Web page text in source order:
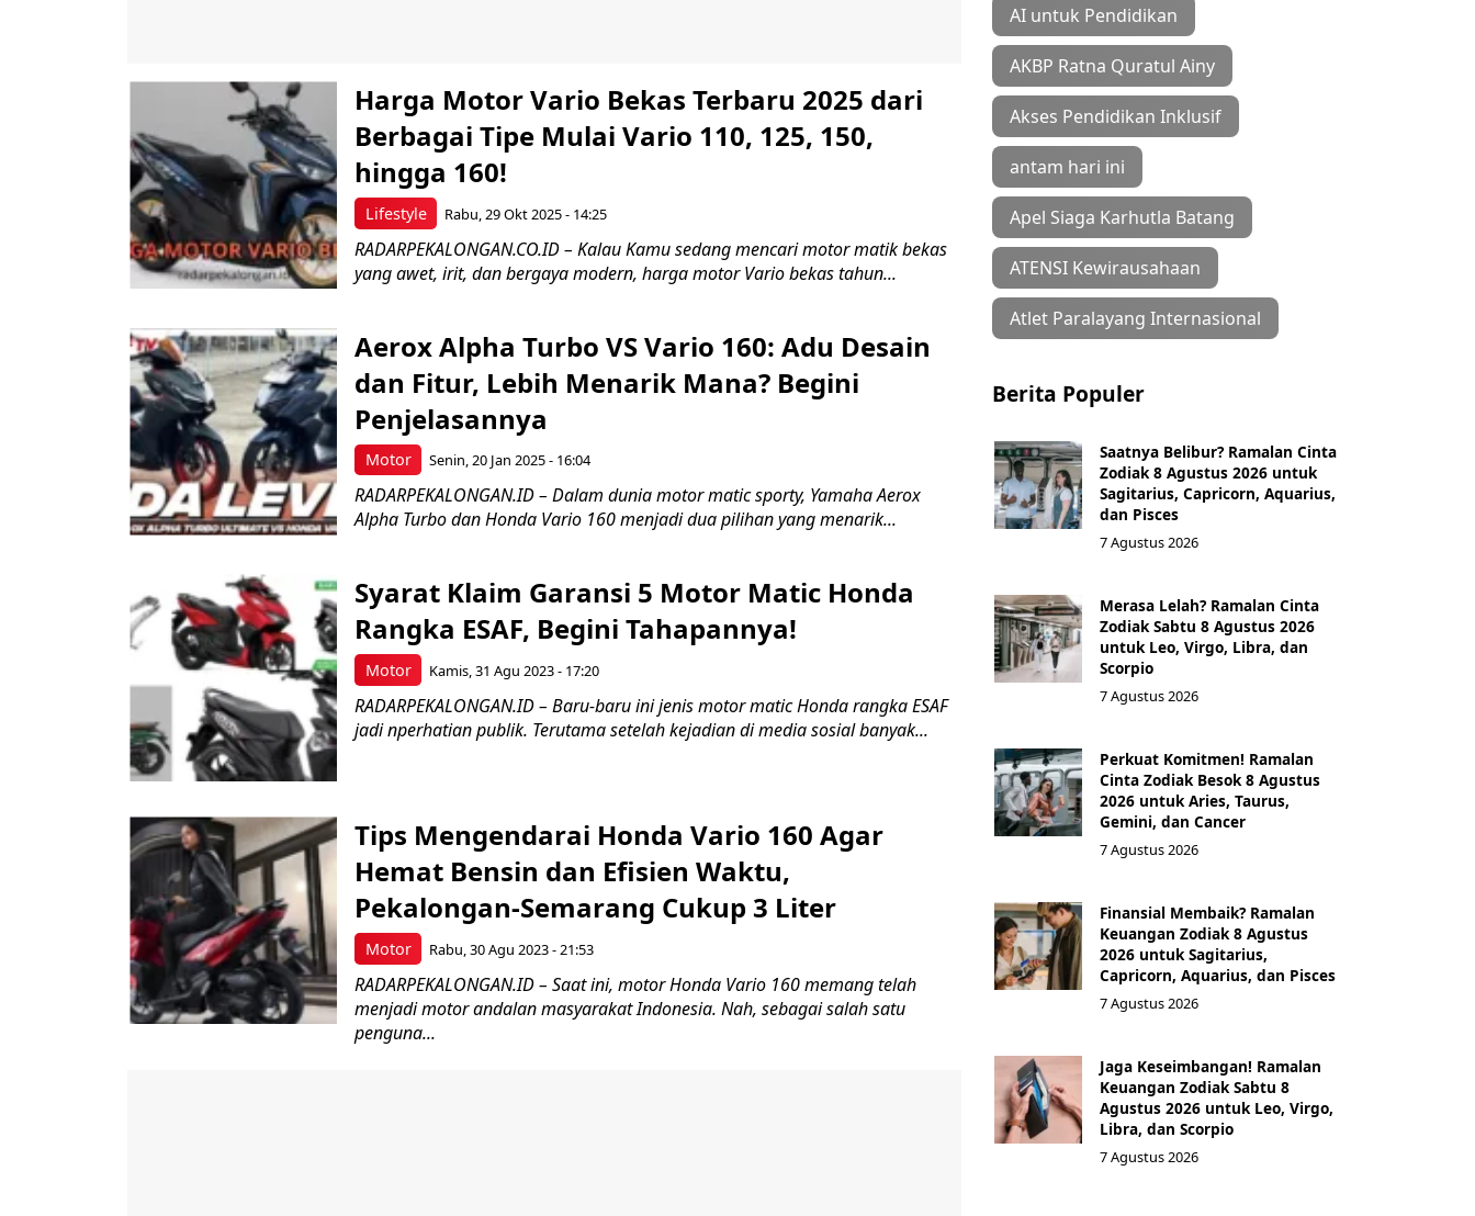
Lifestyle
Harga Motor Vario Bekas Terbaru 2025 dari
Berbagai Tipe Mulai Vario 110, 125, 150,
hingga 160!
Rabu, 29 Okt 2025 - 14:25
RADARPEKALONGAN.CO.ID – Kalau Kamu sedang mencari motor matik bekas
yang awet, irit, dan bergaya modern, harga motor Vario bekas tahun...
Motor
Aerox Alpha Turbo VS Vario 160: Adu Desain
dan Fitur, Lebih Menarik Mana? Begini
Penjelasannya
Senin, 20 Jan 2025 - 16:04
RADARPEKALONGAN.ID – Dalam dunia motor matic sporty, Yamaha Aerox
Alpha Turbo dan Honda Vario 160 menjadi dua pilihan yang menarik...
Motor
Syarat Klaim Garansi 5 Motor Matic Honda
Rangka ESAF, Begini Tahapannya!
Kamis, 31 Agu 2023 - 17:20
RADARPEKALONGAN.ID – Baru-baru ini jenis motor matic Honda rangka ESAF
jadi nperhatian publik. Terutama setelah kejadian di media sosial banyak...
Motor
Tips Mengendarai Honda Vario 160 Agar
Hemat Bensin dan Efisien Waktu,
Pekalongan-Semarang Cukup 3 Liter
Rabu, 30 Agu 2023 - 21:53
RADARPEKALONGAN.ID – Saat ini, motor Honda Vario 160 memang telah
menjadi motor andalan masyarakat Indonesia. Nah, sebagai salah satu
penguna...
AI untuk Pendidikan
AKBP Ratna Quratul Ainy
Akses Pendidikan Inklusif
antam hari ini
Apel Siaga Karhutla Batang
ATENSI Kewirausahaan
Atlet Paralayang Internasional
Berita Populer
Saatnya Belibur? Ramalan Cinta
Zodiak 8 Agustus 2026 untuk
Sagitarius, Capricorn, Aquarius,
dan Pisces
7 Agustus 2026
Merasa Lelah? Ramalan Cinta
Zodiak Sabtu 8 Agustus 2026
untuk Leo, Virgo, Libra, dan
Scorpio
7 Agustus 2026
Perkuat Komitmen! Ramalan
Cinta Zodiak Besok 8 Agustus
2026 untuk Aries, Taurus,
Gemini, dan Cancer
7 Agustus 2026
Finansial Membaik? Ramalan
Keuangan Zodiak 8 Agustus
2026 untuk Sagitarius,
Capricorn, Aquarius, dan Pisces
7 Agustus 2026
Jaga Keseimbangan! Ramalan
Keuangan Zodiak Sabtu 8
Agustus 2026 untuk Leo, Virgo,
Libra, dan Scorpio
7 Agustus 2026